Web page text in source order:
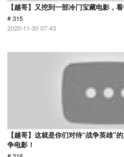
【越哥】又挖到一部冷门宝藏电影，
# 315
2020-11-30 07:43
【越哥】这就是你们对待“战争英雄”
争电影！